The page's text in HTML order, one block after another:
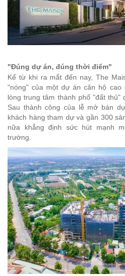
"Đúng dự án, đúng thời điểm"
Kể từ khi ra mắt đến nay, The
"nóng" của một dự án căn hộ cao
lòng trung tâm thành phố "đất thủ"
Sau thành công của lễ mở bán
khách hàng tham dự và gần 300
nữa khẳng định sức hút mạnh
trường.